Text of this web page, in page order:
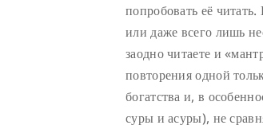
попробовать её
или даже всего лишь
заодно читаете и
повторения одной
богатства и, в
суры и асуры), не